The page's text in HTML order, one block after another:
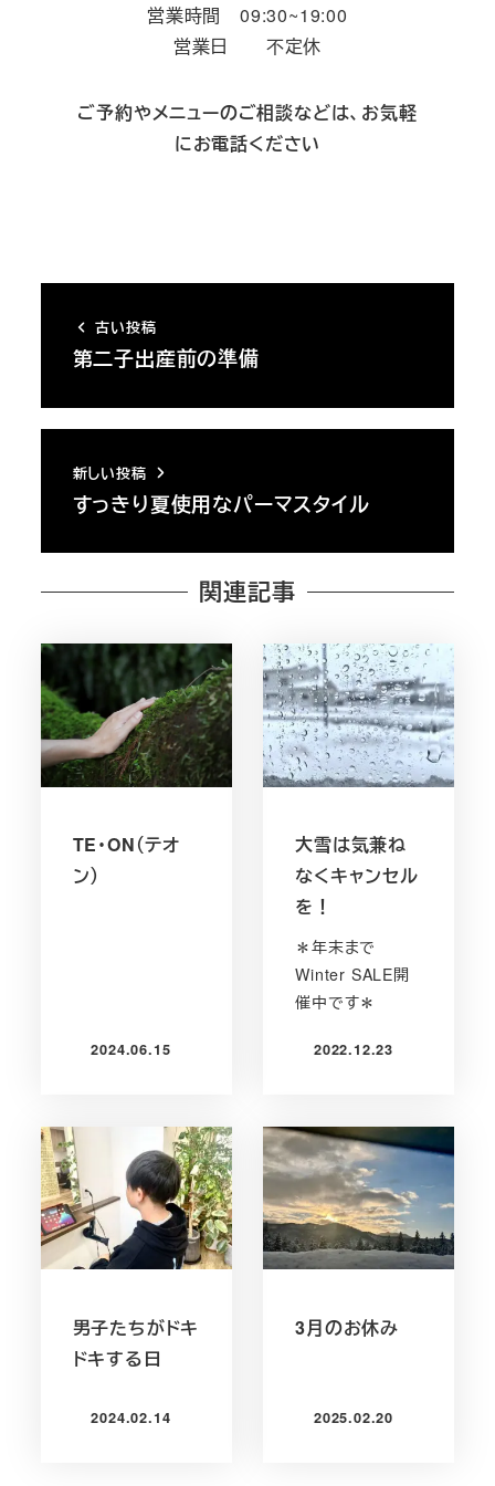
営業時間 09:30~19:00
営業日 不定休
ご予約やメニューのご相談などは、お気軽
にお電話ください
古い投稿
第二子出産前の準備
新しい投稿
すっきり夏使用なパーマスタイル
関連記事
TE・ON（テオ
ン）
投稿日
2024.06.15
大雪は気兼ね
なくキャンセル
を！
＊年末まで
Winter SALE開
催中です＊
投稿日
2022.12.23
男子たちがドキ
ドキする日
投稿日
2024.02.14
3月のお休み
投稿日
2025.02.20